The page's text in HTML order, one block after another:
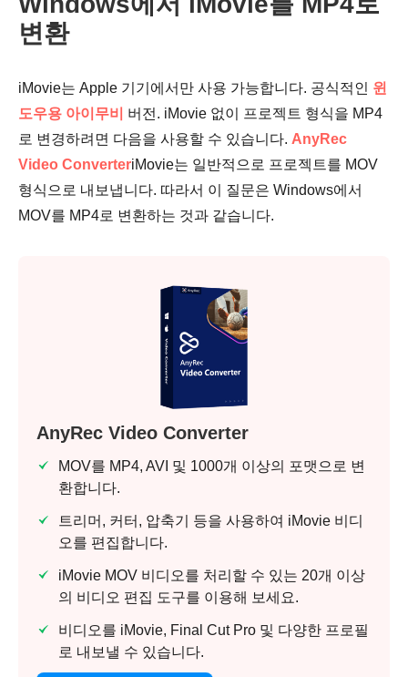
변환
iMovie는 Apple 기기에서만 사용 가능합니다. 공식적인 윈
도우용 아이무비
버전. iMovie 없이 프로젝트 형식을 MP4
로 변경하려면 다음을 사용할 수 있습니다. AnyRec
Video ConverteriMovie는 일반적으로 프로젝트를 MOV
형식으로 내보냅니다. 따라서 이 질문은 Windows에서
MOV를 MP4로 변환하는 것과 같습니다.
AnyRec Video Converter
MOV를 MP4, AVI 및 1000개 이상의 포맷으로 변
환합니다.
트리머, 커터, 압축기 등을 사용하여 iMovie 비디
오를 편집합니다.
iMovie MOV 비디오를 처리할 수 있는 20개 이상
의 비디오 편집 도구를 이용해 보세요.
비디오를 iMovie, Final Cut Pro 및 다양한 프로필
로 내보낼 수 있습니다.